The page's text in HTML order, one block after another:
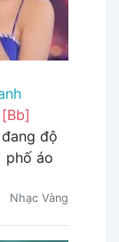
[Bb]
đang độ
phố áo
Nhạc Vàng